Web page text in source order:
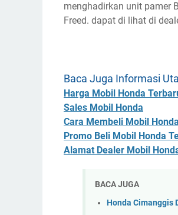
menghadirkan unit pamer
Freed. dapat di lihat di
Baca Juga Informasi
Harga Mobil Honda
Sales Mobil Honda
Cara Membeli Mobil Honda
Promo Beli Mobil Honda
Alamat Dealer Mobil
BACA JUGA
Honda Cimanggis